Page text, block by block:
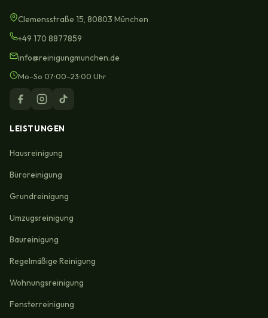
Clemensstraße 15, 80803 München
+49 170 8877859
info@reinigungmunchen.de
Mo–So 07:00–23:00 Uhr
LEISTUNGEN
Hausreinigung
Büroreinigung
Grundreinigung
Umzugsreinigung
Baureinigung
Regelmäßige Reinigung
Wohnungsreinigung
Fensterreinigung